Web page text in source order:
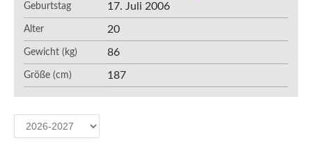
Geburtstag 17. Juli 2006
Alter 20
Gewicht (kg) 86
Größe (cm) 187